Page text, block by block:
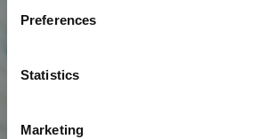
Preferences
Statistics
Marketing